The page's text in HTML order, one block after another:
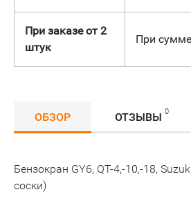
При заказе от 2
штук
При
ОБЗОР ОТЗЫВЫ 0
Бензокран GY6, QT-4,-10,-18,
соски)